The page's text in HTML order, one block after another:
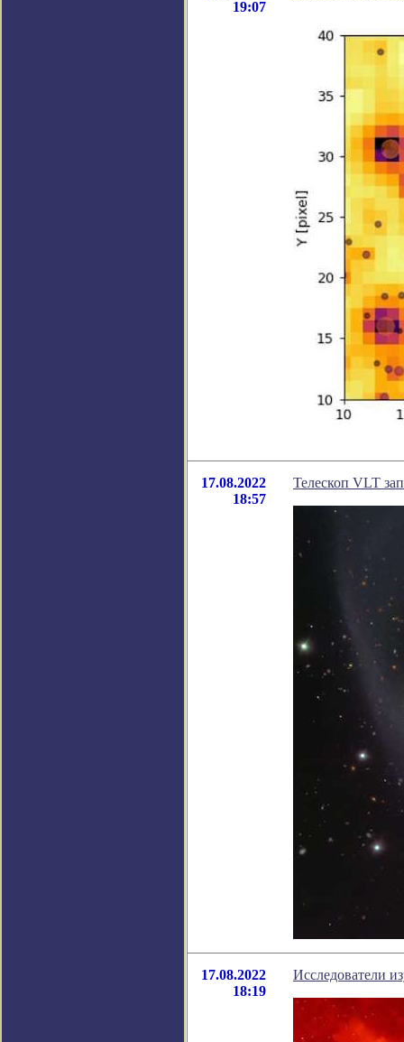
19:07
17.08.2022
18:57
Телескоп VLT
17.08.2022
18:19
Исследователи